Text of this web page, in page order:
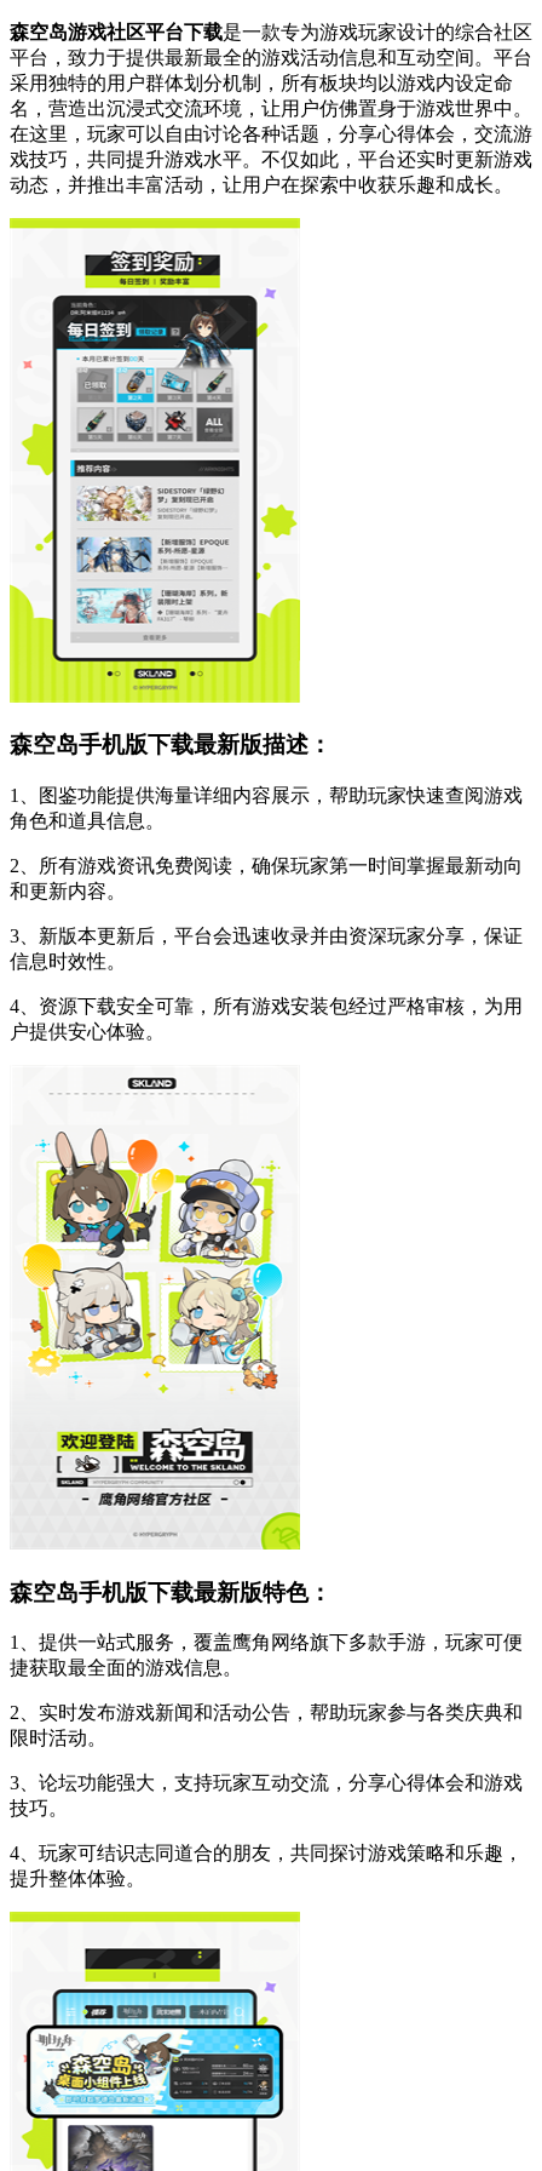
森空岛游戏社区平台下载是一款专为游戏玩家设计的综合社区
平台，致力于提供最新最全的游戏活动信息和互动空间。平台
采用独特的用户群体划分机制，所有板块均以游戏内设定命
名，营造出沉浸式交流环境，让用户仿佛置身于游戏世界中。
在这里，玩家可以自由讨论各种话题，分享心得体会，交流游
戏技巧，共同提升游戏水平。不仅如此，平台还实时更新游戏
动态，并推出丰富活动，让用户在探索中收获乐趣和成长。
森空岛手机版下载最新版描述：
1、图鉴功能提供海量详细内容展示，帮助玩家快速查阅游戏
角色和道具信息。
2、所有游戏资讯免费阅读，确保玩家第一时间掌握最新动向
和更新内容。
3、新版本更新后，平台会迅速收录并由资深玩家分享，保证
信息时效性。
4、资源下载安全可靠，所有游戏安装包经过严格审核，为用
户提供安心体验。
森空岛手机版下载最新版特色：
1、提供一站式服务，覆盖鹰角网络旗下多款手游，玩家可便
捷获取最全面的游戏信息。
2、实时发布游戏新闻和活动公告，帮助玩家参与各类庆典和
限时活动。
3、论坛功能强大，支持玩家互动交流，分享心得体会和游戏
技巧。
4、玩家可结识志同道合的朋友，共同探讨游戏策略和乐趣，
提升整体体验。